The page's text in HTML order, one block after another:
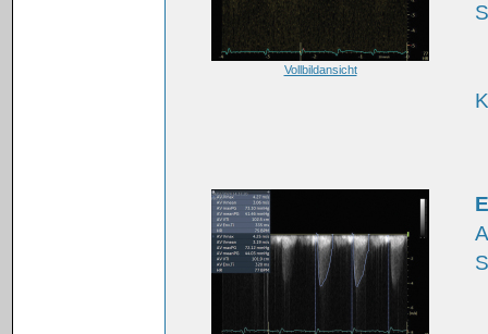
Vollbildansicht